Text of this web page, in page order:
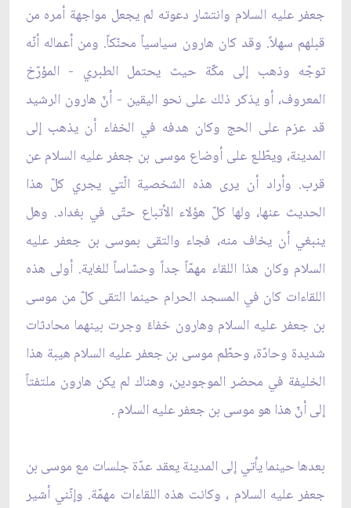
جعفر عليه السلام وانتشار دعوته لم يجعل مواجهة أمره من
قبلهم سهلاً. وقد كان هارون سياسياً محنّكاً. ومن أعماله أنّه
توجّه وذهب إلى مكّة حيث يحتمل الطبري - المؤرّخ
المعروف، أو يذكر ذلك على نحو اليقين - أنّ هارون الرشيد
قد عزم على الحج وكان هدفه في الخفاء أن يذهب إلى
المدينة، ويطّلع على أوضاع موسى بن جعفر عليه السلام عن
قرب. وأراد أن يرى هذه الشخصية الّتي يجري كلّ هذا
الحديث عنها، ولها كلّ هؤلاء الأتباع حتّى في بغداد. وهل
ينبغي أن يخاف منه، فجاء والتقى بموسى بن جعفر عليه
السلام وكان هذا اللقاء مهمّاً جداً وحسّاساً للغاية. أولى هذه
اللقاءات كان في المسجد الحرام حينما التقى كلّ من موسى
بن جعفر عليه السلام وهارون خفاءً وجرت بينهما محادثات
شديدة وحادّة، وحطّم موسى بن جعفر عليه السلام هيبة هذا
الخليفة في محضر الموجودين، وهناك لم يكن هارون ملتفتاً
إلى أنّ هذا هو موسى بن جعفر عليه السلام .
بعدها حينما يأتي إلى المدينة يعقد عدّة جلسات مع موسى بن
جعفر عليه السلام ، وكانت هذه اللقاءات مهمّة. وإنّني أشير